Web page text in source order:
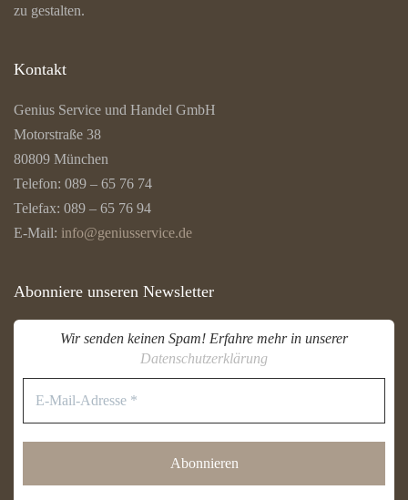
zu gestalten.
Kontakt
Genius Service und Handel GmbH
Motorstraße 38
80809 München
Telefon: 089 – 65 76 74
Telefax: 089 – 65 76 94
E-Mail: info@geniusservice.de
Abonniere unseren Newsletter
Wir senden keinen Spam! Erfahre mehr in unserer
Datenschutzerklärung
*